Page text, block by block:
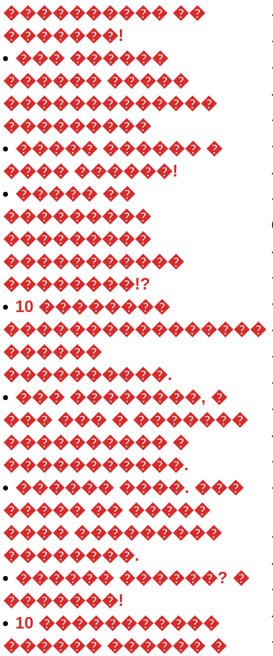
���������� ��
�������!
��� ������
������ �����
�������������
���������
����� ������ �
���� ������!
����� ��
���������
���������
�����������
��������!?
10 ��������
����������������
������
����������.
��� ��������, �
��� ��� � �������
���������� �
�����������.
������ ����. ���
����� �� �����
���� ���������
��������.
������ ������? �
�������!
10 �����������
������ ������ �